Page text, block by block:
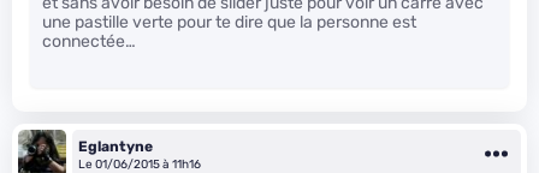
une pastille verte pour te dire que la personne est
connectée…
Eglantyne
Le 01/06/2015 à 11h16